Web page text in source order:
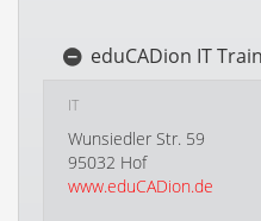
eduCADion IT
IT
Wunsiedler Str. 59
95032 Hof
www.eduCADion.de